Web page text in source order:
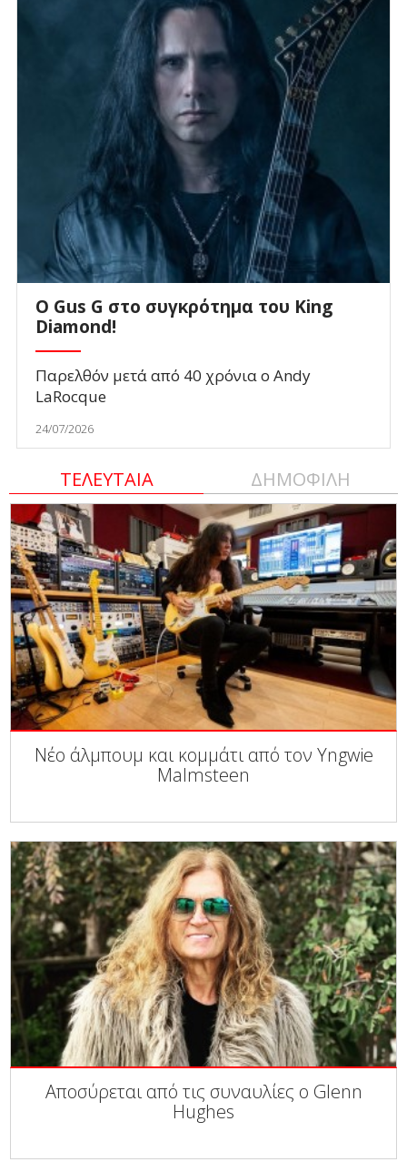
O Gus G στο συγκρότημα του King
Diamond!
Παρελθόν μετά από 40 χρόνια ο Andy
LaRocque
24/07/2026
ΤΕΛΕΥΤΑΙΑ ΔΗΜΟΦΙΛΗ
Νέο άλμπουμ και κομμάτι από τον Yngwie
Malmsteen
Αποσύρεται από τις συναυλίες ο Glenn
Hughes